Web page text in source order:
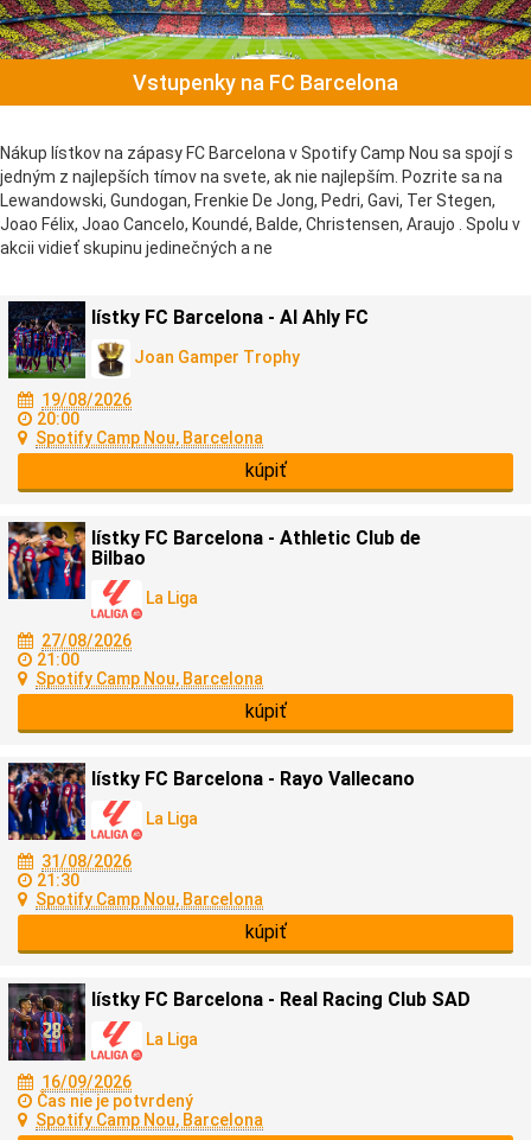
Vstupenky na FC Barcelona
Nákup lístkov na zápasy FC Barcelona v Spotify Camp Nou sa spojí s
jedným z najlepších tímov na svete, ak nie najlepším. Pozrite sa na
Lewandowski, Gundogan, Frenkie De Jong, Pedri, Gavi, Ter Stegen,
Joao Félix, Joao Cancelo, Koundé, Balde, Christensen, Araujo . Spolu v
akcii vidieť skupinu jedinečných a ne
lístky FC Barcelona - Al Ahly FC
Joan Gamper Trophy
19/08/2026
20:00
Spotify Camp Nou, Barcelona
kúpiť
lístky FC Barcelona - Athletic Club de
Bilbao
La Liga
27/08/2026
21:00
Spotify Camp Nou, Barcelona
kúpiť
lístky FC Barcelona - Rayo Vallecano
La Liga
31/08/2026
21:30
Spotify Camp Nou, Barcelona
kúpiť
lístky FC Barcelona - Real Racing Club SAD
La Liga
16/09/2026
Čas nie je potvrdený
Spotify Camp Nou, Barcelona